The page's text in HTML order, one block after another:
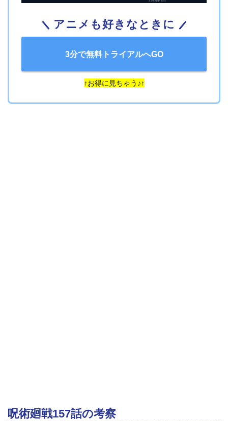
アニメも好きなときに
3分で無料トライアルへGO
↑お得に見ちゃう♪↑
呪術廻戦157話の考察